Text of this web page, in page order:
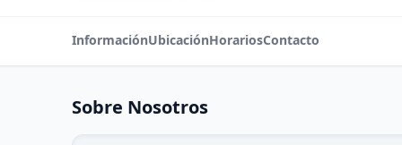
InformaciónUbicaciónHorariosContacto
Sobre Nosotros